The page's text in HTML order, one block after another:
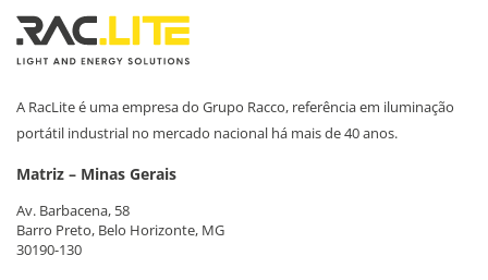
A RacLite é uma empresa do Grupo Racco, referência em iluminação
portátil industrial no mercado nacional há mais de 40 anos.
Matriz – Minas Gerais
Av. Barbacena, 58
Barro Preto, Belo Horizonte, MG
30190-130